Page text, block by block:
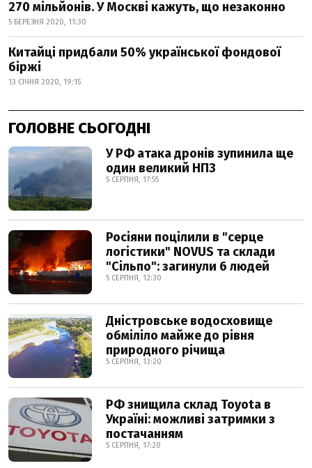
270 мільйонів. У Москві кажуть, що незаконно
5 БЕРЕЗНЯ 2020, 11:30
Китайці придбали 50% української фондової
біржі
13 СІЧНЯ 2020, 19:15
ГОЛОВНЕ СЬОГОДНІ
У РФ атака дронів зупинила ще
один великий НПЗ
5 СЕРПНЯ, 17:55
Росіяни поцілили в "серце
логістики" NOVUS та склади
"Сільпо": загинули 6 людей
5 СЕРПНЯ, 12:30
Дністровське водосховище
обміліло майже до рівня
природного річища
5 СЕРПНЯ, 13:20
РФ знищила склад Toyota в
Україні: можливі затримки з
постачанням
5 СЕРПНЯ, 17:20